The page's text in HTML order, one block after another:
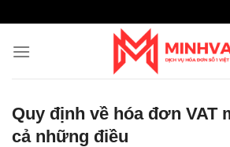
content
Quy định về hóa đơn VAT
cả những điều